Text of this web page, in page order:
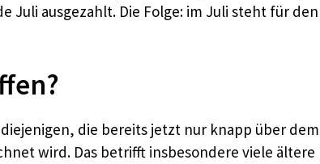
Juli ausgezahlt. Die Folge: im Juli steht für
die bereits jetzt nur knapp über
wird. Das betrifft insbesondere viele